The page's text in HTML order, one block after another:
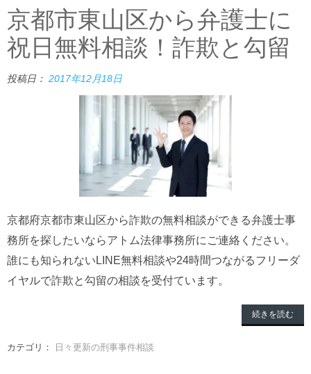
京都市東山区から弁護士に
祝日無料相談！詐欺と勾留
投稿日： 2017年12月18日
京都府京都市東山区から詐欺の無料相談ができる弁護士事
務所を探したいならアトム法律事務所にご連絡ください。
誰にも知られないLINE無料相談や24時間つながるフリーダ
イヤルで詐欺と勾留の相談を受付ています。
続きを読む
カテゴリ： 日々更新の刑事事件相談